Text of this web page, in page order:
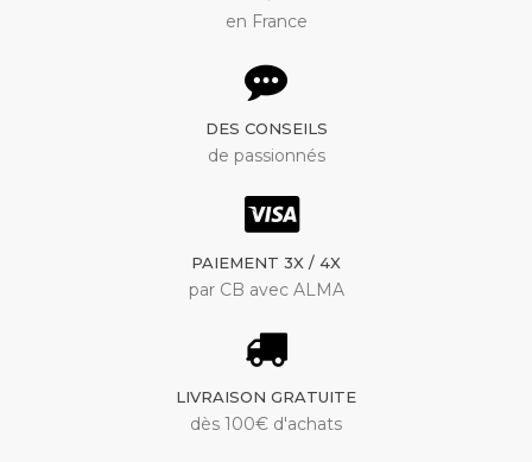
en France
DES CONSEILS
de passionnés
PAIEMENT 3X / 4X
par CB avec ALMA
LIVRAISON GRATUITE
dès 100€ d'achats